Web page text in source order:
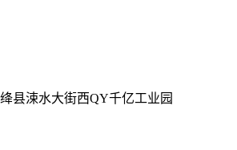
县涑水大街西QY千亿工业园